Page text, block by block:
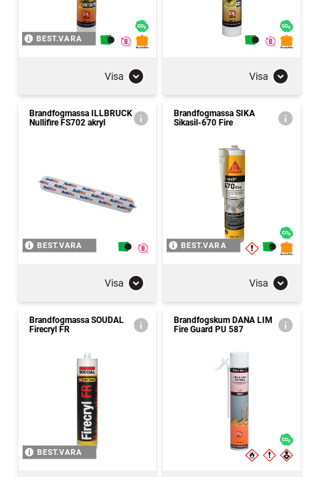
BEST.VARA
Visa Visa
Brandfogmassa ILLBRUCK
Nullifire FS702 akryl
BEST.VARA
Visa
Brandfogmassa SIKA
Sikasil-670 Fire
BEST.VARA
Visa
Brandfogmassa SOUDAL
Firecryl FR
BEST.VARA
Brandfogskum DANA LIM
Fire Guard PU 587